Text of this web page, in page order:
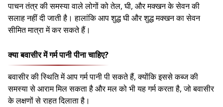
पाचन तंत्र की समस्या वाले लोगों को तेल, घी, और मक्खन के सेवन की
सलाह नहीं दी जाती है। हालांकि आप शुद्ध घी और शुद्ध मक्खन का सेवन
सीमित मात्रा में कर सकते हैं।
क्या बवासीर में गर्म पानी पीना चाहिए?
बवासीर की स्थिति में आप गर्म पानी पी सकते हैं, क्योंकि इससे कब्ज की
समस्या से आराम मिल सकता है और मल को भी यह गर्म करता है, जो बवासीर
के लक्षणों से राहत दिलाता है।